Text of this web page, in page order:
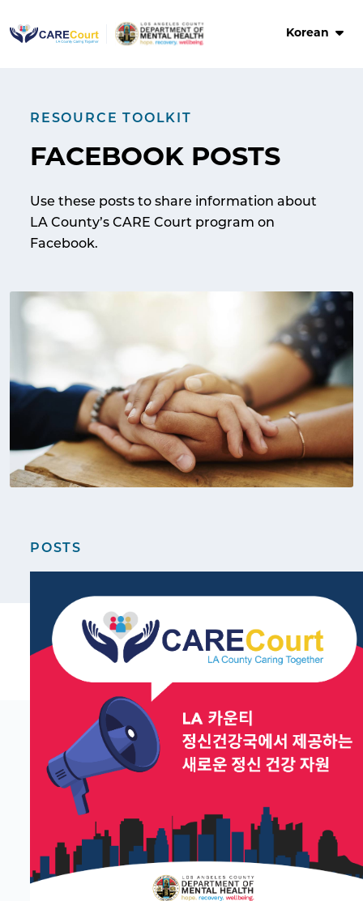
to
Korean
RESOURCE TOOLKIT
FACEBOOK POSTS
Use these posts to share information about
LA County’s CARE Court program on
Facebook.
POSTS